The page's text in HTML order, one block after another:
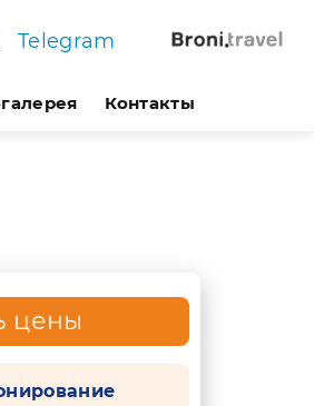
Telegram
Контакты
цены